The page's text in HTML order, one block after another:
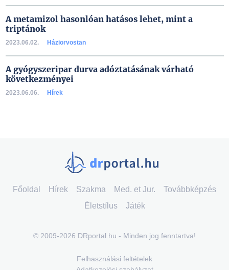
A metamizol hasonlóan hatásos lehet, mint a
triptánok
2023.06.02. Háziorvostan
A gyógyszeripar durva adóztatásának várható
következményei
2023.06.06. Hírek
Főoldal Hírek Szakma Med. et Jur.
Továbbképzés
Életstílus
Játék
© 2009-2026 DRportal.hu - Minden jog fenntartva!
Felhasználási feltételek